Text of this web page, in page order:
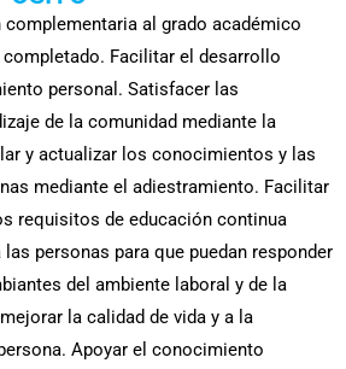
complementaria al grado académico
Facilitar el desarrollo
personal. Satisfacer las
de la comunidad mediante la
y actualizar los conocimientos y las
mediante el adiestramiento. Facilitar
requisitos de educación continua
personas para que puedan responder
del ambiente laboral y de la
la calidad de vida y a la
Apoyar el conocimiento